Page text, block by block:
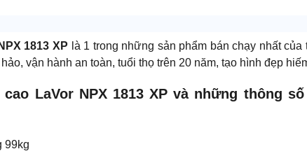
1813 XP là 1 trong những sản phẩm bán chạy nhất của
vận hành an toàn, tuổi thọ trên 20 năm, tạo hình đẹp
LaVor NPX 1813 XP và những thông số
99kg